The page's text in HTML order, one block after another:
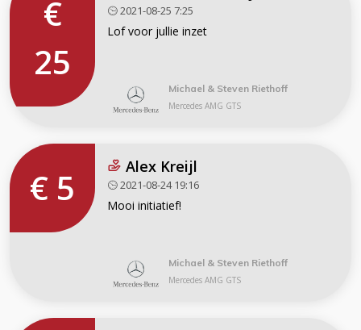
€
25
2021-08-25 7:25
Lof voor jullie inzet
Michael & Steven Riethoff
Mercedes AMG GTS
€ 5 Alex Kreijl
2021-08-24 19:16
Mooi initiatief!
Michael & Steven Riethoff
Mercedes AMG GTS